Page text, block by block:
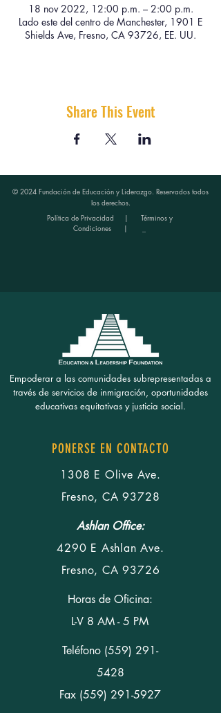
18 nov 2022, 12:00 p.m. – 2:00 p.m.
Lado este del centro de Manchester, 1901 E
Shields Ave, Fresno, CA 93726, EE. UU.
Share This Event
© 2024 Fundación de Educación y Liderazgo. Reservados todos
los derechos.
Política de Privacidad
| Términos y
Condiciones | _
Empoderar a las comunidades subrepresentadas a
través de servicios de inmigración, oportunidades
educativas equitativas y justicia social.
PONERSE EN CONTACTO
1308 E Olive Ave.
Fresno, CA 93728
Ashlan Office:
4290 E Ashlan Ave.
Fresno, CA 93726
Horas de Oficina:
L-V 8 AM - 5 PM
Teléfono (559) 291-
5428
Fax (559) 291-5927